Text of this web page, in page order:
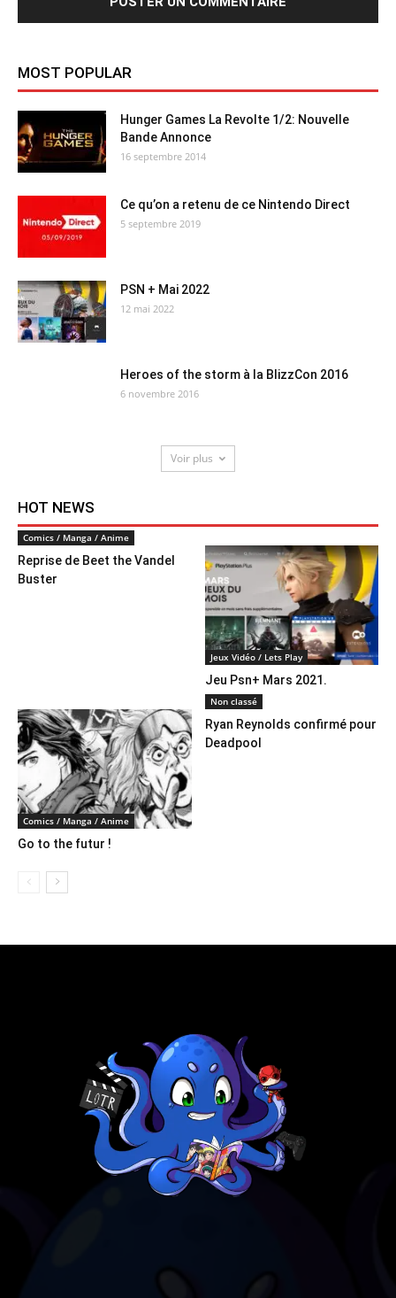
MOST POPULAR
Hunger Games La Revolte 1/2: Nouvelle
Bande Annonce
16 septembre 2014
Ce qu’on a retenu de ce Nintendo Direct
5 septembre 2019
PSN + Mai 2022
12 mai 2022
Heroes of the storm à la BlizzCon 2016
6 novembre 2016
Voir plus
HOT NEWS
Comics / Manga / Anime
Reprise de Beet the Vandel
Buster
Jeux Vidéo / Lets Play
Jeu Psn+ Mars 2021.
Comics / Manga / Anime
Go to the futur !
Non classé
Ryan Reynolds confirmé pour
Deadpool